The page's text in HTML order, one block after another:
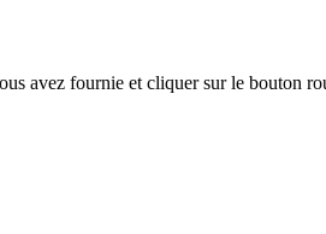
avez fournie et cliquer sur le bouton